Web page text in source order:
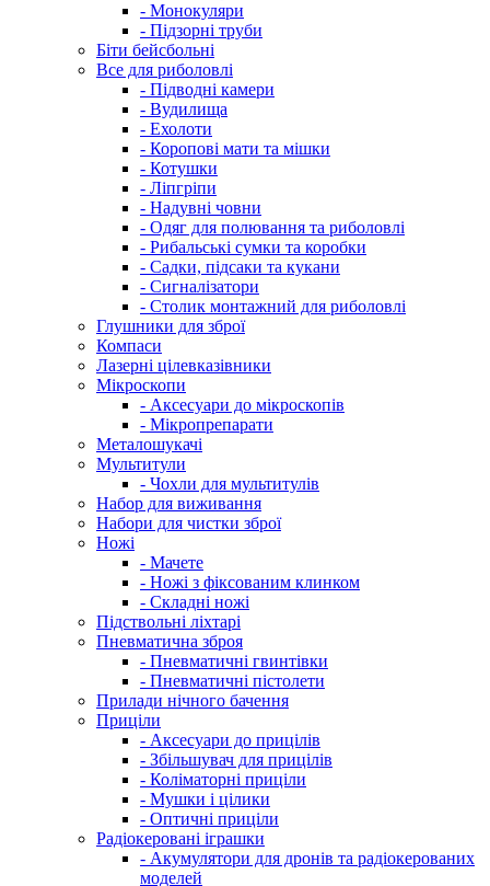
- Монокуляри
- Підзорні труби
Біти бейсбольні
Все для риболовлі
- Підводні камери
- Вудилища
- Ехолоти
- Коропові мати та мішки
- Котушки
- Ліпгріпи
- Надувні човни
- Одяг для полювання та риболовлі
- Рибальські сумки та коробки
- Садки, підсаки та кукани
- Сигналізатори
- Столик монтажний для риболовлі
Глушники для зброї
Компаси
Лазерні цілевказівники
Мікроскопи
- Аксесуари до мікроскопів
- Мікропрепарати
Металошукачі
Мультитули
- Чохли для мультитулів
Набор для виживання
Набори для чистки зброї
Ножі
- Мачете
- Ножі з фіксованим клинком
- Складні ножі
Підствольні ліхтарі
Пневматична зброя
- Пневматичні гвинтівки
- Пневматичні пістолети
Прилади нічного бачення
Приціли
- Аксесуари до прицілів
- Збільшувач для прицілів
- Коліматорні приціли
- Мушки і цілики
- Оптичні приціли
Радіокеровані іграшки
- Акумулятори для дронів та радіокерованих
моделей